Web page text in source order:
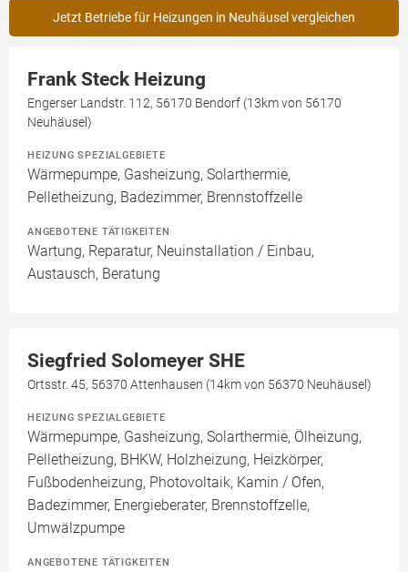
Jetzt Betriebe für Heizungen in Neuhäusel vergleichen
Frank Steck Heizung
Engerser Landstr. 112, 56170 Bendorf (13km von 56170
Neuhäusel)
HEIZUNG SPEZIALGEBIETE
Wärmepumpe, Gasheizung, Solarthermie,
Pelletheizung, Badezimmer, Brennstoffzelle
ANGEBOTENE TÄTIGKEITEN
Wartung, Reparatur, Neuinstallation / Einbau,
Austausch, Beratung
Siegfried Solomeyer SHE
Ortsstr. 45, 56370 Attenhausen (14km von 56370 Neuhäusel)
HEIZUNG SPEZIALGEBIETE
Wärmepumpe, Gasheizung, Solarthermie, Ölheizung,
Pelletheizung, BHKW, Holzheizung, Heizkörper,
Fußbodenheizung, Photovoltaik, Kamin / Ofen,
Badezimmer, Energieberater, Brennstoffzelle,
Umwälzpumpe
ANGEBOTENE TÄTIGKEITEN